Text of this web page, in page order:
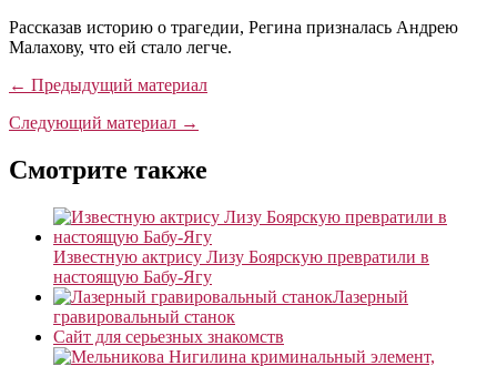
Рассказав историю о трагедии, Регина призналась Андрею
Малахову, что ей стало легче.
← Предыдущий материал
Следующий материал →
Смотрите также
Известную актрису Лизу Боярскую превратили в
настоящую Бабу-Ягу
Лазерный
гравировальный станок
Сайт для серьезных знакомств